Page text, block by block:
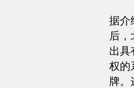
据介
后，
出具
权的
牌。